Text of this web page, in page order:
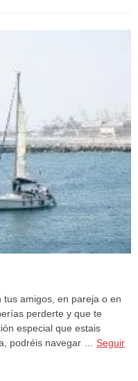
amigos, en pareja o en
perderte y que te
especial que estais
podréis navegar … Seguir